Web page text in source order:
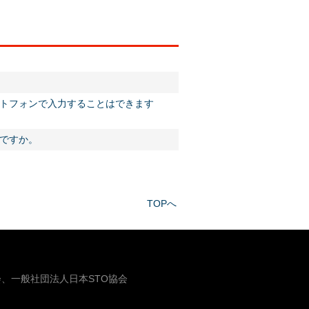
フォンで入力することはできます
すか。
TOPへ
一般社団法人日本STO協会